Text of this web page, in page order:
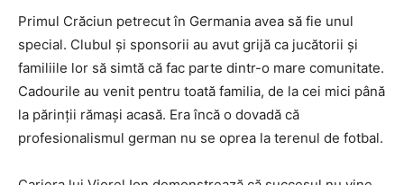
Primul Crăciun petrecut în Germania avea să fie unul
special. Clubul și sponsorii au avut grijă ca jucătorii și
familiile lor să simtă că fac parte dintr-o mare comunitate.
Cadourile au venit pentru toată familia, de la cei mici până
la părinții rămași acasă. Era încă o dovadă că
profesionalismul german nu se oprea la terenul de fotbal.